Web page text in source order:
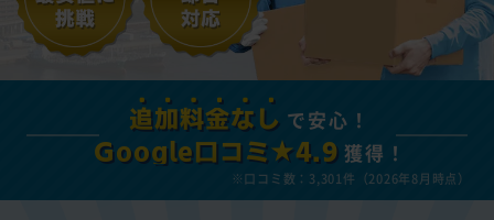
追加料金なし で安心！
Google口コミ★4.9 獲得！
※口コミ数：3,301件（2026年8月時点）